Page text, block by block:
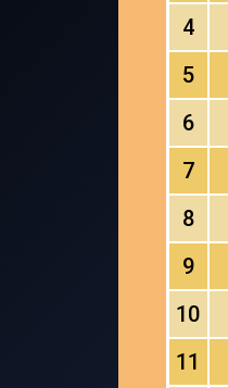
4
5
6
7
8
9
10
11